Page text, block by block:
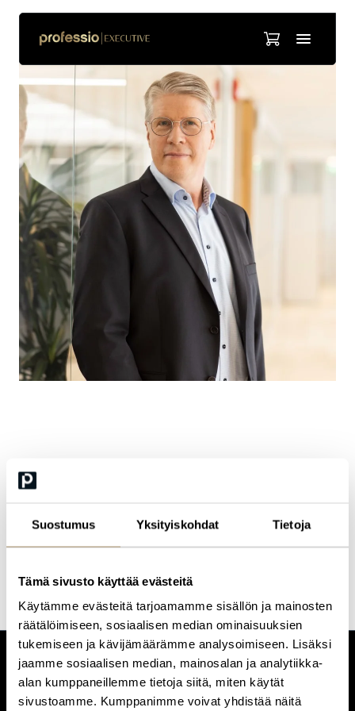
Suostumus Yksityiskohdat Tietoja
Tämä sivusto käyttää evästeitä
Käytämme evästeitä tarjoamamme sisällön ja mainosten
räätälöimiseen, sosiaalisen median ominaisuuksien
tukemiseen ja kävijämäärämme analysoimiseen. Lisäksi
jaamme sosiaalisen median, mainosalan ja analytiikka-
alan kumppaneillemme tietoja siitä, miten käytät
sivustoamme. Kumppanimme voivat yhdistää näitä
CUSTOMERCARE